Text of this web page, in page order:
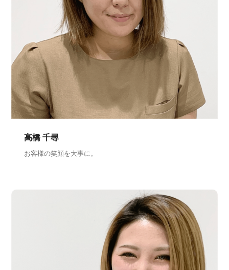
高橋 千尋
お客様の笑顔を大事に。